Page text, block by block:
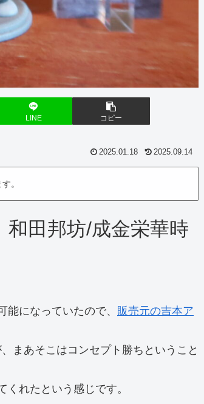
LINE コピー
2025.01.18 2025.09.14
。
和田邦坊/成金栄華時
になっていたので、 販売元の吉本ア
まあそこはコンセプト勝ちということ
れたという感じです。